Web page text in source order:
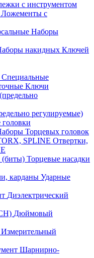
с инструментом
Ложементы с
Наборы
накидных Ключей
Ключи
регулируемые)
Торцевых головок
Отвертки,
Торцевые насадки
Ударные
Диэлектрический
Дюймовый
Измерительный
Шарнирно-